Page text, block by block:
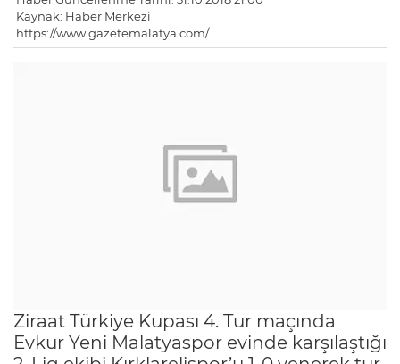
Kaynak: Haber Merkezi
https://www.gazetemalatya.com/
Ziraat Türkiye Kupası 4. Tur maçında
Evkur Yeni Malatyaspor evinde karşılaştığı